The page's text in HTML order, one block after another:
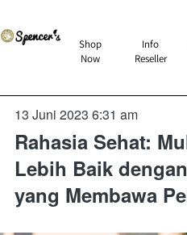
`
Shop
Now
` Info
Reseller
13 Juni 2023 6:31 am
Rahasia Sehat:
Lebih Baik
yang Membawa